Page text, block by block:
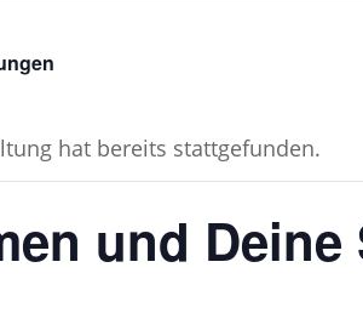
hat bereits stattgefunden.
und